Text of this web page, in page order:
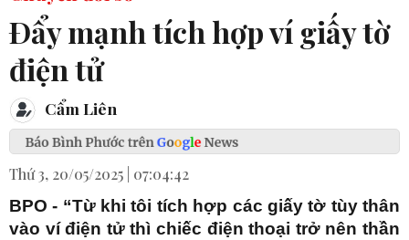
Ðẩy mạnh tích hợp ví giấy tờ
điện tử
Cẩm Liên
Thứ 3, 20/05/2025 | 07:04:42
BPO - “Từ khi tôi tích hợp các giấy tờ tùy thân
vào ví điện tử thì chiếc điện thoại trở nên thần